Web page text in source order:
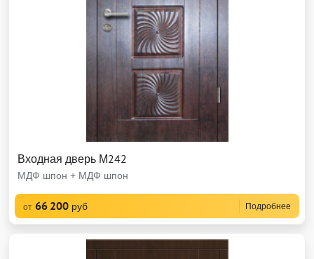
Входная дверь М242
МДФ шпон + МДФ шпон
от 66 200 руб Подробнее